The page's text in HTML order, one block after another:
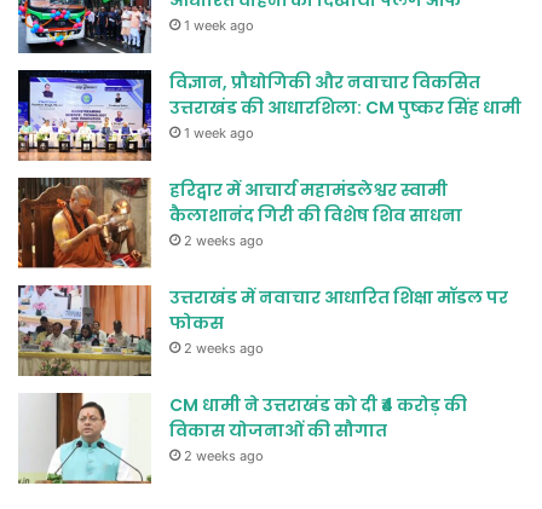
1 week ago
विज्ञान, प्रौद्योगिकी और नवाचार विकसित
उत्तराखंड की आधारशिला: CM पुष्कर सिंह धामी
1 week ago
हरिद्वार में आचार्य महामंडलेश्वर स्वामी
कैलाशानंद गिरी की विशेष शिव साधना
2 weeks ago
उत्तराखंड में नवाचार आधारित शिक्षा मॉडल पर
फोकस
2 weeks ago
CM धामी ने उत्तराखंड को दी ₹4 करोड़ की
विकास योजनाओं की सौगात
2 weeks ago